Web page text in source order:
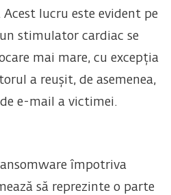
lucru este evident pe
stimulator cardiac se
mai mare, cu excepția
a reușit, de asemenea,
e-mail a victimei.
împotriva
să reprezinte o parte